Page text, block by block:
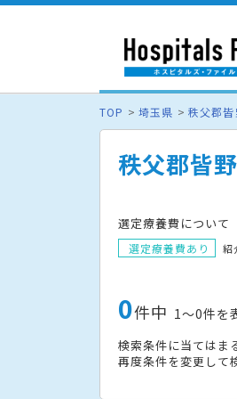
TOP 埼玉県 秩父郡
秩父郡皆
選定療養費について
選定療養費あり
紹
0件中 1〜0件を
検索条件に当てはま
再度条件を変更して